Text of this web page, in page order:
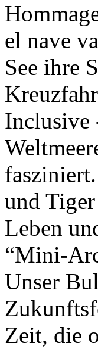
el nave
See ihre
Inclusive
und
Leben
“Mini-
Unser
Zeit, die